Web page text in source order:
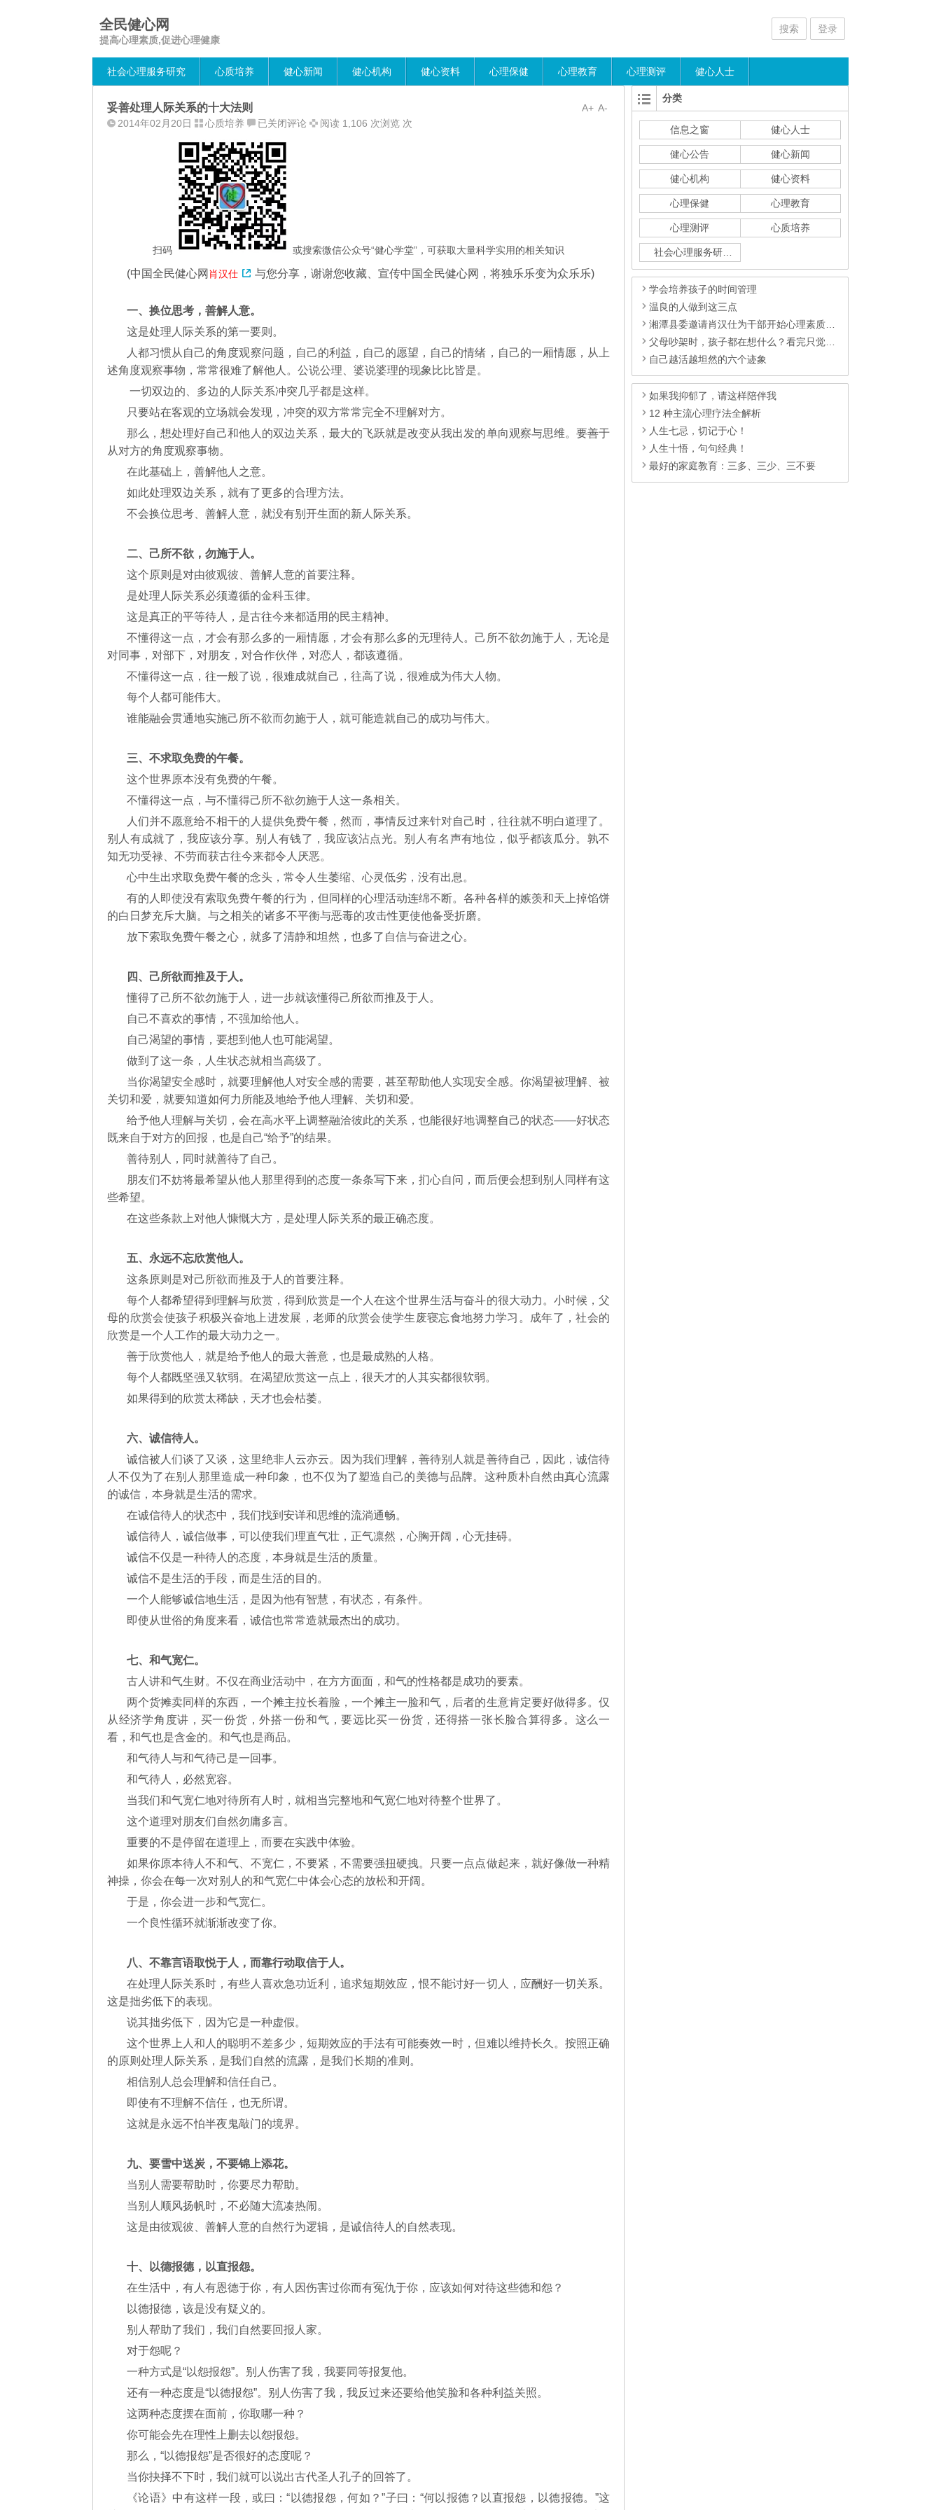
全民健心网
提高心理素质,促进心理健康
搜索 登录
社会心理服务研究 心质培养 健心新闻 健心机构 健心资料 心理保健 心理教育 心理测评 健心人士
A-
A+
妥善处理人际关系的十大法则
2014年02月20日 心质培养
妥
处
理
人
际
关
系
的
大
已关闭评论 阅读 1,106 次浏览 次
扫码 或搜索微信公众号“健心学堂”，可获取大量科学实用的相关知识
(中国全民健心网 肖汉仕 与您分享，谢谢您收藏、宣传中国全民健心网，将独乐乐变为众乐乐)
一、换位思考，善解人意。
这是处理人际关系的第一要则。
人都习惯从自己的角度观察问题，自己的利益，自己的愿望，自己的情绪，自己的一厢情愿，从上
述角度观察事物，常常很难了解他人。公说公理、婆说婆理的现象比比皆是。
一切双边的、多边的人际关系冲突几乎都是这样。
只要站在客观的立场就会发现，冲突的双方常常完全不理解对方。
那么，想处理好自己和他人的双边关系，最大的飞跃就是改变从我出发的单向观察与思维。要善于
从对方的角度观察事物。
在此基础上，善解他人之意。
如此处理双边关系，就有了更多的合理方法。
不会换位思考、善解人意，就没有别开生面的新人际关系。
二、己所不欲，勿施于人。
这个原则是对由彼观彼、善解人意的首要注释。
是处理人际关系必须遵循的金科玉律。
这是真正的平等待人，是古往今来都适用的民主精神。
不懂得这一点，才会有那么多的一厢情愿，才会有那么多的无理待人。己所不欲勿施于人，无论是
对同事，对部下，对朋友，对合作伙伴，对恋人，都该遵循。
不懂得这一点，往一般了说，很难成就自己，往高了说，很难成为伟大人物。
每个人都可能伟大。
谁能融会贯通地实施己所不欲而勿施于人，就可能造就自己的成功与伟大。
三、不求取免费的午餐。
这个世界原本没有免费的午餐。
不懂得这一点，与不懂得己所不欲勿施于人这一条相关。
人们并不愿意给不相干的人提供免费午餐，然而，事情反过来针对自己时，往往就不明白道理了。
别人有成就了，我应该分享。别人有钱了，我应该沾点光。别人有名声有地位，似乎都该瓜分。孰不
知无功受禄、不劳而获古往今来都令人厌恶。
心中生出求取免费午餐的念头，常令人生萎缩、心灵低劣，没有出息。
有的人即使没有索取免费午餐的行为，但同样的心理活动连绵不断。各种各样的嫉羡和天上掉馅饼
的白日梦充斥大脑。与之相关的诸多不平衡与恶毒的攻击性更使他备受折磨。
放下索取免费午餐之心，就多了清静和坦然，也多了自信与奋进之心。
四、己所欲而推及于人。
懂得了己所不欲勿施于人，进一步就该懂得己所欲而推及于人。
自己不喜欢的事情，不强加给他人。
自己渴望的事情，要想到他人也可能渴望。
做到了这一条，人生状态就相当高级了。
当你渴望安全感时，就要理解他人对安全感的需要，甚至帮助他人实现安全感。你渴望被理解、被
关切和爱，就要知道如何力所能及地给予他人理解、关切和爱。
给予他人理解与关切，会在高水平上调整融洽彼此的关系，也能很好地调整自己的状态——好状态
既来自于对方的回报，也是自己“给予”的结果。
善待别人，同时就善待了自己。
朋友们不妨将最希望从他人那里得到的态度一条条写下来，扪心自问，而后便会想到别人同样有这
些希望。
在这些条款上对他人慷慨大方，是处理人际关系的最正确态度。
五、永远不忘欣赏他人。
这条原则是对己所欲而推及于人的首要注释。
每个人都希望得到理解与欣赏，得到欣赏是一个人在这个世界生活与奋斗的很大动力。小时候，父
母的欣赏会使孩子积极兴奋地上进发展，老师的欣赏会使学生废寝忘食地努力学习。成年了，社会的
欣赏是一个人工作的最大动力之一。
善于欣赏他人，就是给予他人的最大善意，也是最成熟的人格。
每个人都既坚强又软弱。在渴望欣赏这一点上，很天才的人其实都很软弱。
如果得到的欣赏太稀缺，天才也会枯萎。
六、诚信待人。
诚信被人们谈了又谈，这里绝非人云亦云。因为我们理解，善待别人就是善待自己，因此，诚信待
人不仅为了在别人那里造成一种印象，也不仅为了塑造自己的美德与品牌。这种质朴自然由真心流露
的诚信，本身就是生活的需求。
在诚信待人的状态中，我们找到安详和思维的流淌通畅。
诚信待人，诚信做事，可以使我们理直气壮，正气凛然，心胸开阔，心无挂碍。
诚信不仅是一种待人的态度，本身就是生活的质量。
诚信不是生活的手段，而是生活的目的。
一个人能够诚信地生活，是因为他有智慧，有状态，有条件。
即使从世俗的角度来看，诚信也常常造就最杰出的成功。
七、和气宽仁。
古人讲和气生财。不仅在商业活动中，在方方面面，和气的性格都是成功的要素。
两个货摊卖同样的东西，一个摊主拉长着脸，一个摊主一脸和气，后者的生意肯定要好做得多。仅
从经济学角度讲，买一份货，外搭一份和气，要远比买一份货，还得搭一张长脸合算得多。这么一
看，和气也是含金的。和气也是商品。
和气待人与和气待己是一回事。
和气待人，必然宽容。
当我们和气宽仁地对待所有人时，就相当完整地和气宽仁地对待整个世界了。
这个道理对朋友们自然勿庸多言。
重要的不是停留在道理上，而要在实践中体验。
如果你原本待人不和气、不宽仁，不要紧，不需要强扭硬拽。只要一点点做起来，就好像做一种精
神操，你会在每一次对别人的和气宽仁中体会心态的放松和开阔。
于是，你会进一步和气宽仁。
一个良性循环就渐渐改变了你。
八、不靠言语取悦于人，而靠行动取信于人。
在处理人际关系时，有些人喜欢急功近利，追求短期效应，恨不能讨好一切人，应酬好一切关系。
这是拙劣低下的表现。
说其拙劣低下，因为它是一种虚假。
这个世界上人和人的聪明不差多少，短期效应的手法有可能奏效一时，但难以维持长久。按照正确
的原则处理人际关系，是我们自然的流露，是我们长期的准则。
相信别人总会理解和信任自己。
即使有不理解不信任，也无所谓。
这就是永远不怕半夜鬼敲门的境界。
九、要雪中送炭，不要锦上添花。
当别人需要帮助时，你要尽力帮助。
当别人顺风扬帆时，不必随大流凑热闹。
这是由彼观彼、善解人意的自然行为逻辑，是诚信待人的自然表现。
十、以德报德，以直报怨。
在生活中，有人有恩德于你，有人因伤害过你而有冤仇于你，应该如何对待这些德和怨？
以德报德，该是没有疑义的。
别人帮助了我们，我们自然要回报人家。
对于怨呢？
一种方式是“以怨报怨”。别人伤害了我，我要同等报复他。
还有一种态度是“以德报怨”。别人伤害了我，我反过来还要给他笑脸和各种利益关照。
这两种态度摆在面前，你取哪一种？
你可能会先在理性上删去以怨报怨。
那么，“以德报怨”是否很好的态度呢？
当你抉择不下时，我们就可以说出古代圣人孔子的回答了。
《论语》中有这样一段，或曰：“以德报怨，何如？”子曰：“何以报德？以直报怨，以德报德。”这
分类
信息之窗 健心人士
健心公告 健心新闻
健心机构 健心资料
心理保健 心理教育
心理测评 心质培养
学会培养孩子的时间管理
温良的人做到这三点
湘潭县委邀请肖汉仕为干部开始心理素质讲座
父母吵架时，孩子都在想什么？看完只觉得心酸…
自己越活越坦然的六个迹象
如果我抑郁了，请这样陪伴我
12 种主流心理疗法全解析
人生七忌，切记于心！
人生十悟，句句经典！
最好的家庭教育：三多、三少、三不要